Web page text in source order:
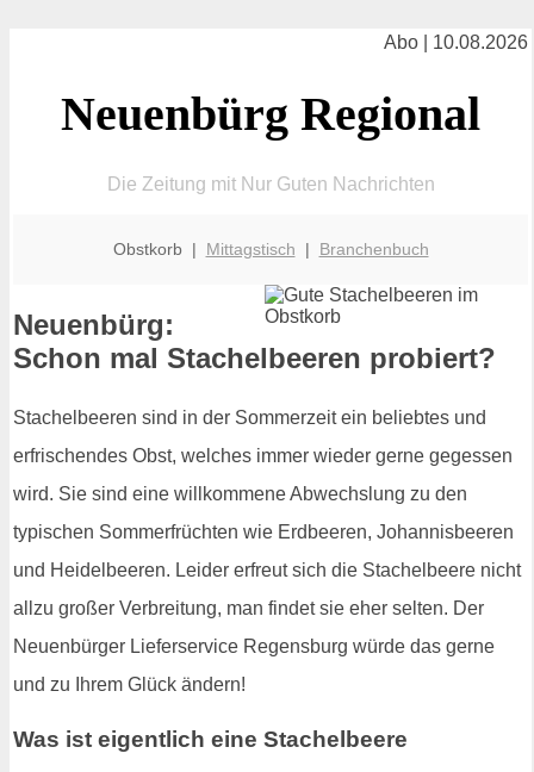
Abo | 10.08.2026
Neuenbürg Regional
Die Zeitung mit Nur Guten Nachrichten
Obstkorb | Mittagstisch | Branchenbuch
Neuenbürg:
Schon mal Stachelbeeren probiert?
Stachelbeeren sind in der Sommerzeit ein beliebtes und
erfrischendes Obst, welches immer wieder gerne gegessen
wird. Sie sind eine willkommene Abwechslung zu den
typischen Sommerfrüchten wie Erdbeeren, Johannisbeeren
und Heidelbeeren. Leider erfreut sich die Stachelbeere nicht
allzu großer Verbreitung, man findet sie eher selten. Der
Neuenbürger Lieferservice Regensburg würde das gerne
und zu Ihrem Glück ändern!
Was ist eigentlich eine Stachelbeere